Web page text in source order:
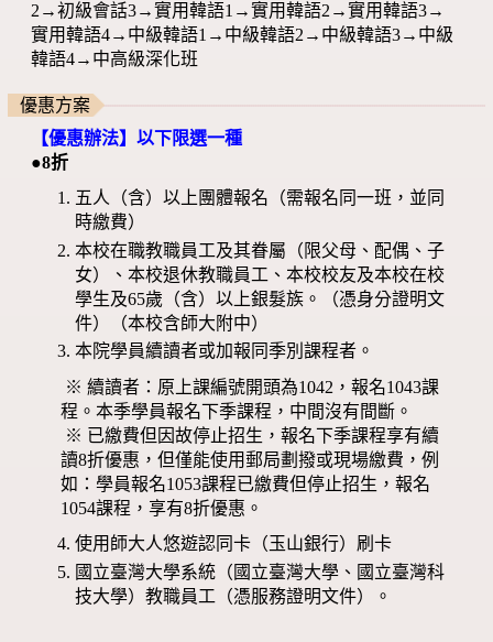
2→初級會話3→實用韓語1→實用韓語2→實用韓語3→
實用韓語4→中級韓語1→中級韓語2→中級韓語3→中級
韓語4→中高級深化班
優惠方案
【優惠辦法】以下限選一種
●8折
五人（含）以上團體報名（需報名同一班，並同
時繳費）
本校在職教職員工及其眷屬（限父母、配偶、子
女）、本校退休教職員工、本校校友及本校在校
學生及65歲（含）以上銀髮族。（憑身分證明文
件）（本校含師大附中）
本院學員續讀者或加報同季別課程者。
※ 續讀者：原上課編號開頭為1042，報名1043課
程。本季學員報名下季課程，中間沒有間斷。
※ 已繳費但因故停止招生，報名下季課程享有續
讀8折優惠，但僅能使用郵局劃撥或現場繳費，例
如：學員報名1053課程已繳費但停止招生，報名
1054課程，享有8折優惠。
使用師大人悠遊認同卡（玉山銀行）刷卡
國立臺灣大學系統（國立臺灣大學、國立臺灣科
技大學）教職員工（憑服務證明文件）。